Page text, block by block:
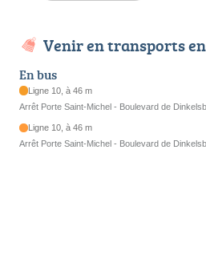
Venir en transports
En bus
Ligne 10, à 46 m
Arrêt Porte Saint-Michel - Boulevard de
Ligne 10, à 46 m
Arrêt Porte Saint-Michel - Boulevard de